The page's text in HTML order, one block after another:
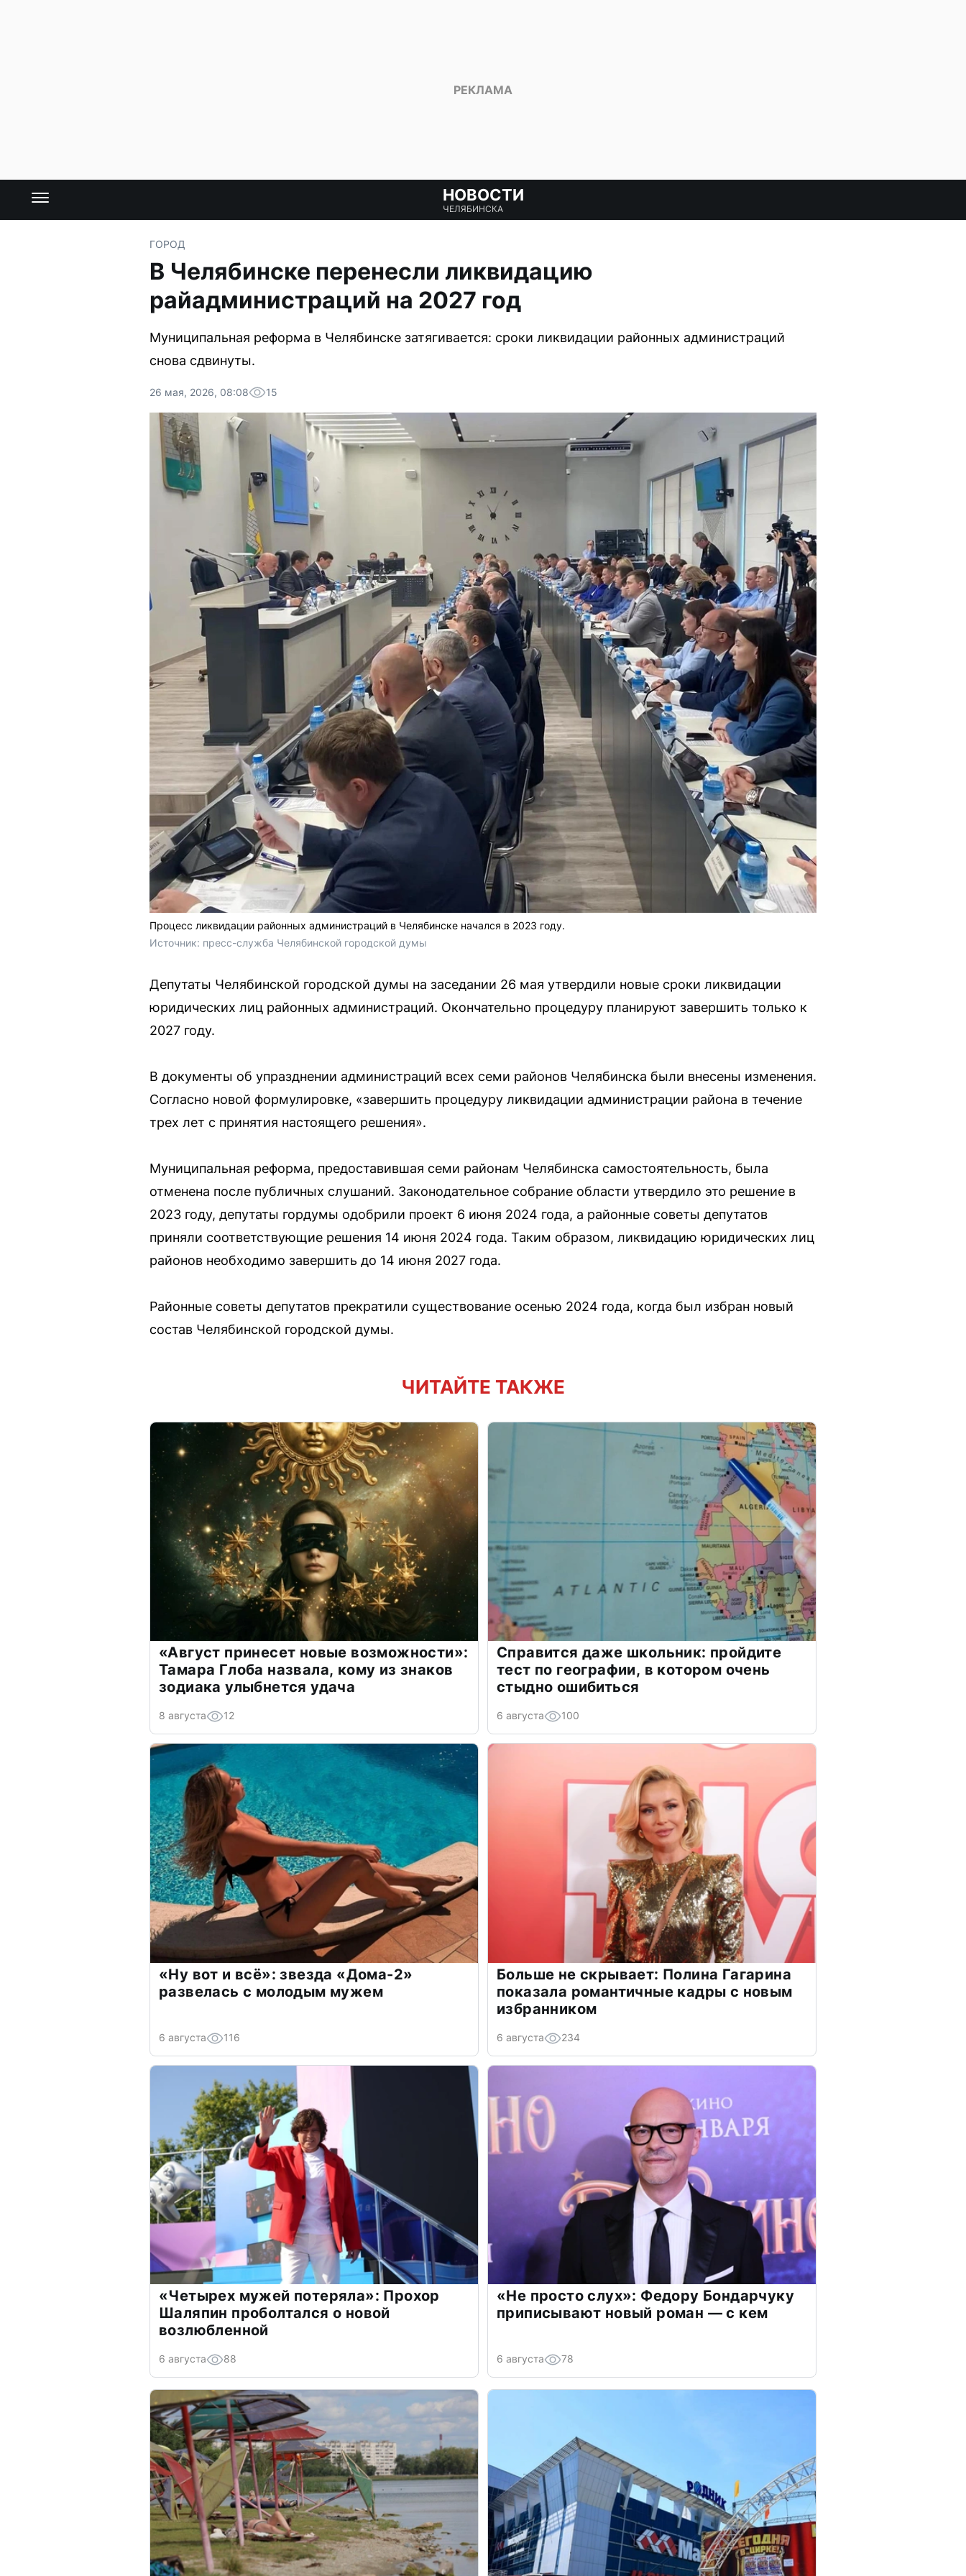
НОВОСТИ
ЧЕЛЯБИНСКА
ГОРОД
В Челябинске перенесли ликвидацию
райадминистраций на 2027 год
Муниципальная реформа в Челябинске затягивается: сроки ликвидации районных администраций
снова сдвинуты.
26 мая, 2026, 08:08 15
Процесс ликвидации районных администраций в Челябинске начался в 2023 году.
Источник: пресс-служба Челябинской городской думы
Депутаты Челябинской городской думы на заседании 26 мая утвердили новые сроки ликвидации
юридических лиц районных администраций. Окончательно процедуру планируют завершить только к
2027 году.
В документы об упразднении администраций всех семи районов Челябинска были внесены изменения.
Согласно новой формулировке, «завершить процедуру ликвидации администрации района в течение
трех лет с принятия настоящего решения».
Муниципальная реформа, предоставившая семи районам Челябинска самостоятельность, была
отменена после публичных слушаний. Законодательное собрание области утвердило это решение в
2023 году, депутаты гордумы одобрили проект 6 июня 2024 года, а районные советы депутатов
приняли соответствующие решения 14 июня 2024 года. Таким образом, ликвидацию юридических лиц
районов необходимо завершить до 14 июня 2027 года.
Районные советы депутатов прекратили существование осенью 2024 года, когда был избран новый
состав Челябинской городской думы.
ЧИТАЙТЕ ТАКЖЕ
«Август принесет новые возможности»:
Тамара Глоба назвала, кому из знаков
зодиака улыбнется удача
8 августа 12
Справится даже школьник: пройдите
тест по географии, в котором очень
стыдно ошибиться
6 августа 100
«Ну вот и всё»: звезда «Дома-2»
развелась с молодым мужем
6 августа 116
Больше не скрывает: Полина Гагарина
показала романтичные кадры с новым
избранником
6 августа 234
«Четырех мужей потеряла»: Прохор
Шаляпин проболтался о новой
возлюбленной
6 августа 88
«Не просто слух»: Федору Бондарчуку
приписывают новый роман — с кем
6 августа 78